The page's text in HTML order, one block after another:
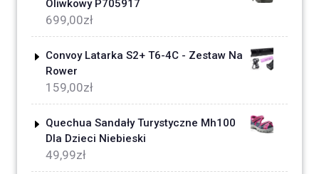
Oliwkowy P705917
699,00zł
Convoy Latarka S2+ T6-4C - Zestaw Na
Rower
159,00zł
Quechua Sandały Turystyczne Mh100
Dla Dzieci Niebieski
49,99zł